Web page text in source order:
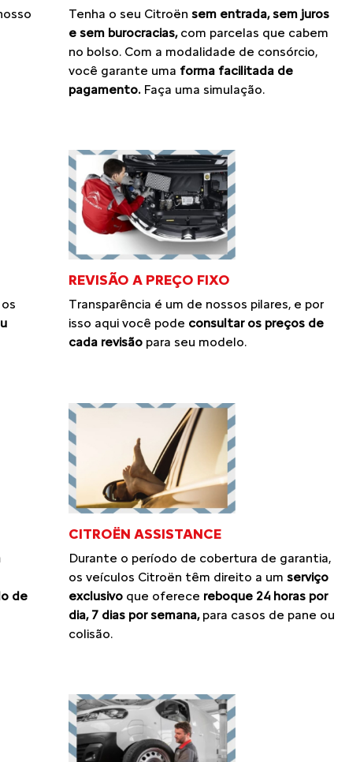
Tenha o seu Citroën sem entrada, sem juros
e sem burocracias,com parcelas que cabem
no bolso. Com a modalidade de consórcio,
você garante uma forma facilitada de
pagamento.Faça uma simulação.
REVISÃO A PREÇO FIXO
Transparência é um de nossos pilares, e por
isso aqui você pode consultar os preços de
cada revisãopara seu modelo.
de
CITROËN ASSISTANCE
Durante o período de cobertura de garantia,
os veículos Citroën têm direito a um serviço
exclusivoque oferece reboque 24 horas por
dia, 7 dias por semana,para casos de pane ou
colisão.